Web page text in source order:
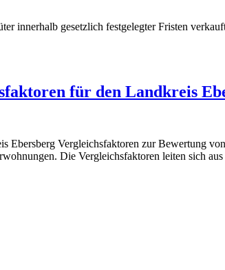
innerhalb gesetzlich festgelegter Fristen
für den Landkreis
Ebersberg Vergleichsfaktoren zur Bewertung
Die Vergleichsfaktoren leiten sich